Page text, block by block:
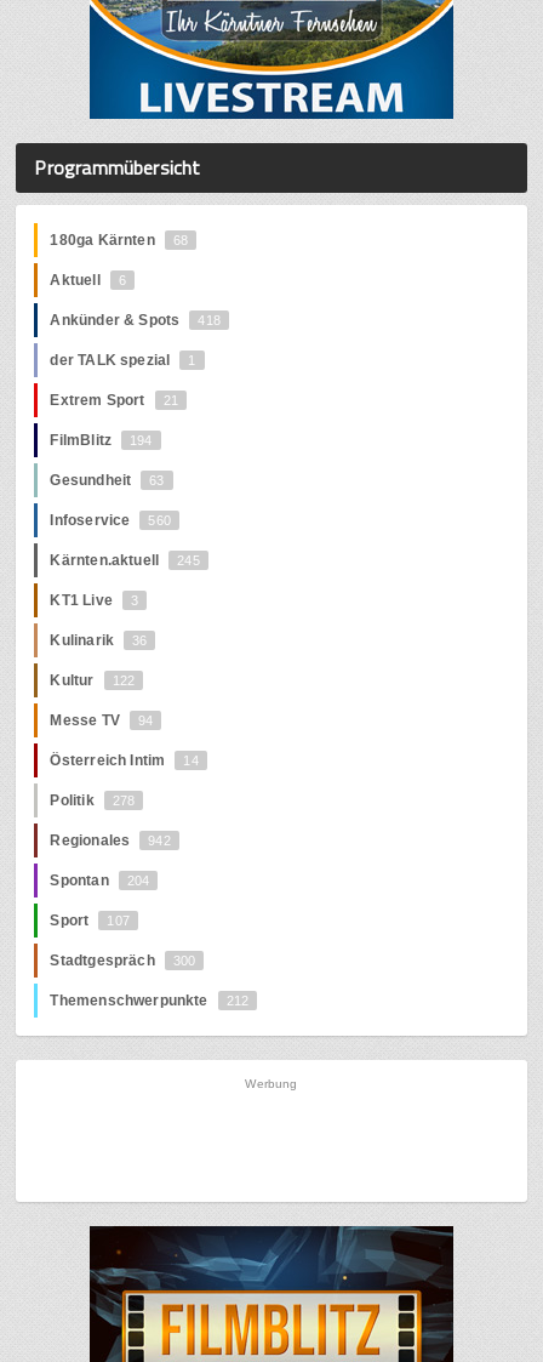
Programmübersicht
180ga Kärnten 68
Aktuell 6
Ankünder & Spots 418
der TALK spezial 1
Extrem Sport 21
FilmBlitz 194
Gesundheit 63
Infoservice 560
Kärnten.aktuell 245
KT1 Live 3
Kulinarik 36
Kultur 122
Messe TV 94
Österreich Intim 14
Politik 278
Regionales 942
Spontan 204
Sport 107
Stadtgespräch 300
Themenschwerpunkte 212
Werbung